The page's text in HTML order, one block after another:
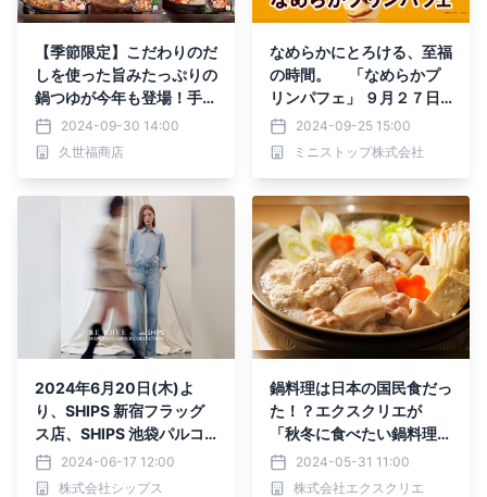
【季節限定】こだわりのだ
しを使った旨みたっぷりの
鍋つゆが今年も登場！手軽
なのにおいしい秋冬の定番
商品【久世福商店】
2024-09-30 14:00
久世福商店
なめらかにとろける、至福
の時間。 「なめらかプ
リンパフェ」 ９月２７日
（金）より新発売！！
2024-09-25 15:00
ミニストップ株式会社
2024年6月20日(木)よ
り、SHIPS 新宿フラッグ
ス店、SHIPS 池袋パルコ
店の2店舗にて日本初とな
る、韓国ブランド<RE RH
2024-06-17 12:00
株式会社シップス
鍋料理は日本の国民食だっ
た！？エクスクリエが
「秋冬に食べたい鍋料理」
に関するアンケート結果を
発表
2024-05-31 11:00
株式会社エクスクリエ